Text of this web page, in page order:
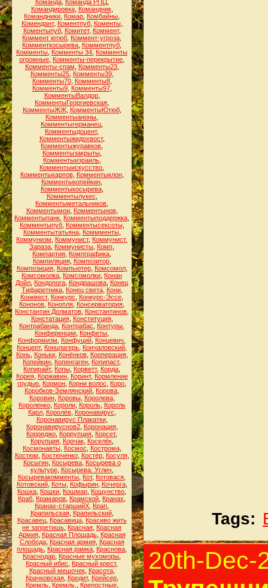
Команда, Команда РПЦ
Командировка, Командник,
Командники Комар Комбайны
Комендант, Коментпуб, Коменты,
Коментыпуб, Комитет, Коммент,
Коммент ютюб Коммент-угроза
Комменткосырева Комментпуб
Комменты Комменты 34 Комменты
огромные Комменты-перекрытие
Комменты-спам
Комменты23,
Комменты25, Комменты39,
Комменты70, Комменты8,
Комменты9, Комменты97,
КомментыВалдор,
КомментыГеоргиевская
КомментыЖЖ, КомментыЮтюб,
Комментыаноны
Комментыгерманец
Комментыдоцент,
Комментыжидохвост,
Комментыжуравков
Комментызакрыты,
Комментыизраиль,
Комментыискусство
Комментыкарпов, Комментыклон,
Комментыкопейкин
Комментыкосырева,
Комментылукес
Комментыметальников
Комментымои, Комментынов,
Комментыпанк Комментыподдержка
Комментыпуб, Комментысексоты,
Комментытатьяна, Коммменты,
Коммунизм
Коммунист, Коммунист.
Зараза Коммунисты Комп
Компартия Компграфика
Компиляция, Композитор,
Композиция, Компьютер, Комсомол,
Комсомолка Комсомолки Конан
Дойл Кондопога Кондрашова Конец
Тифаретника, Конец света, Кони,
Конквест, Конкурс Конкурс-Эссе
Кононов Конопля Консерватория
Константин Долматов Константинов
Констатация, Конституция,
Контрабанда Контрабас Контуры
Конференции Конфеты
Конформизм
Конфуций Концевич
Концерт, Концлагерь Кончаловский
Конь, Коньки, Конёнков, Кооперация,
Копейкин Копенгаген Копипаст,
Копирайт, Копы Корветт, Корда
Корея, Коржавин, Коринт, Кормление
грудью Кормон Корни волос Коро
Коробков-Землянский Корова
Коровин, Коровы, Королева,
Короленко, Короли, Король, Король
Карл, Королёв, Коронавирус
Коронавирус Плакатки,
Коронавируснов2, Коронация,
Корреджо Коррупция Корсет,
Корупция, Корчак, Коселёк,
Космонавты, Космос Кострома,
Костюм
Костюченко, Костёр, Косуля,
Косыгин, Косырева, Косырева о
культуре, Косырева. Углич
Косыревакомменты Кот, Котовася
Котовский, Коты, Кофырин, Кочерга,
Кошка Кошки Кошмар Кощунство
Краб Крамаров Крамской Кранах
Кранах-старшийХ Крап
Крапильская, Крапильский,
Красавец, Красавица, Красиво жить
не запретишь Красная Красная
Армия, Красная Площадь, Красная
Слобода, Красная армия, Красная
площадь Красная рамка Краснова
Краснодар Красные мухоморы
Красный ибис
Красный крест,
Красный мешочек, Красота,
Крачковская, Кредит, Крейсер,
Кремль, Кремль. Крепостные,
Tags:
20th-Dec-